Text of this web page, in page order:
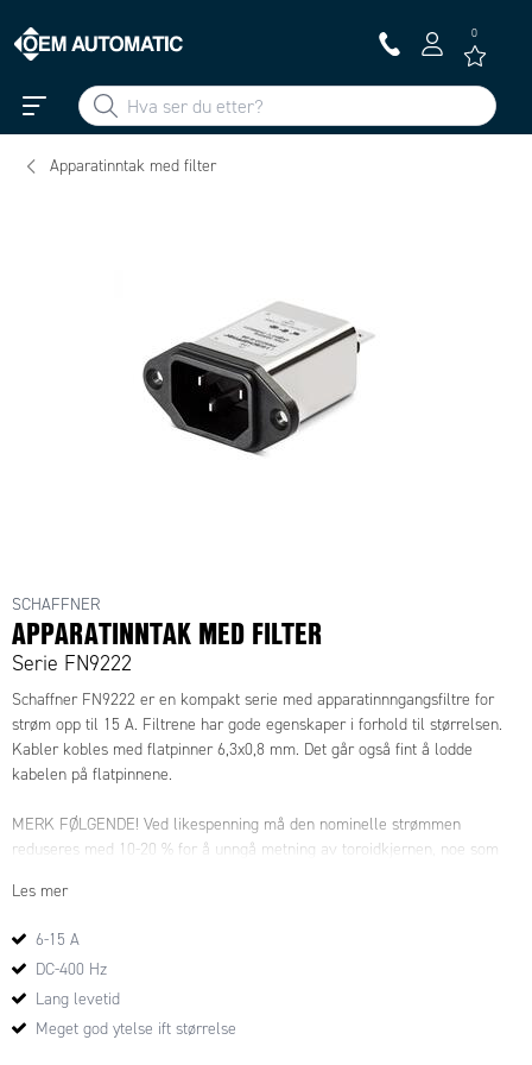
0
Apparatinntak med filter
SCHAFFNER
APPARATINNTAK MED FILTER
Serie FN9222
Schaffner FN9222 er en kompakt serie med apparatinnngangsfiltre for
strøm opp til 15 A. Filtrene har gode egenskaper i forhold til størrelsen.
Kabler kobles med flatpinner 6,3x0,8 mm. Det går også fint å lodde
kabelen på flatpinnene.
MERK FØLGENDE! Ved likespenning må den nominelle strømmen
reduseres med 10-20 % for å unngå metning av toroidkjernen, noe som
kontrolleres at total lekkasjestrøm ikke overstiger innstilt verdi på
Les mer
6-15 A
DC-400 Hz
Lang levetid
Meget god ytelse ift størrelse